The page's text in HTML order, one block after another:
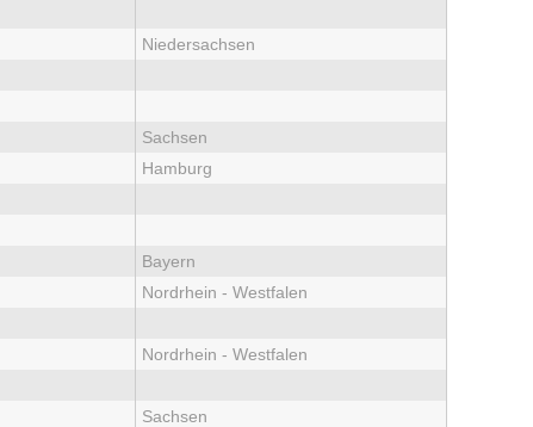
Niedersachsen
Sachsen
Hamburg
Bayern
Nordrhein - Westfalen
Nordrhein - Westfalen
Sachsen